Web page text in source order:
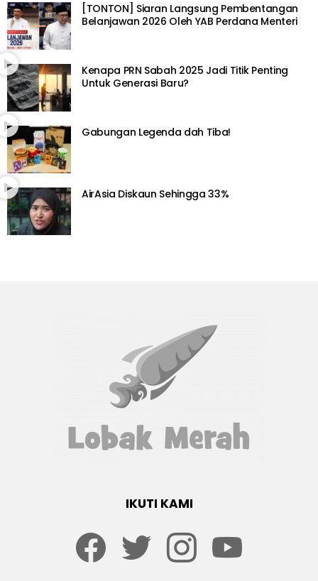
[TONTON] Siaran Langsung Pembentangan
Belanjawan 2026 Oleh YAB Perdana Menteri
Kenapa PRN Sabah 2025 Jadi Titik Penting
Untuk Generasi Baru?
Gabungan Legenda dah Tiba!
AirAsia Diskaun Sehingga 33%
IKUTI KAMI